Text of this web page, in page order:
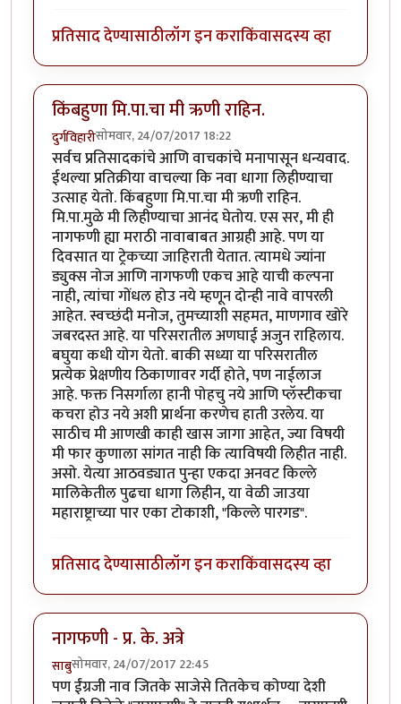
प्रतिसाद देण्यासाठीलॉग इन कराकिंवासदस्य व्हा
किंबहुणा मि.पा.चा मी ऋणी राहिन.
दुर्गविहारीसोमवार, 24/07/2017 18:22
सर्वच प्रतिसादकांचे आणि वाचकांचे मनापासून धन्यवाद.
ईथल्या प्रतिक्रीया वाचल्या कि नवा धागा लिहीण्याचा
उत्साह येतो. किंबहुणा मि.पा.चा मी ऋणी राहिन.
मि.पा.मुळे मी लिहीण्याचा आनंद घेतोय. एस सर, मी ही
नागफणी ह्या मराठी नावाबाबत आग्रही आहे. पण या
दिवसात या ट्रेकच्या जाहिराती येतात. त्यामधे ज्यांना
ड्युक्स नोज आणि नागफणी एकच आहे याची कल्पना
नाही, त्यांचा गोंधल होउ नये म्हणून दोन्ही नावे वापरली
आहेत. स्वच्छंदी मनोज, तुमच्याशी सहमत, माणगाव खोरे
जबरदस्त आहे. या परिसरातील अणघाई अजुन राहिलाय.
बघुया कधी योग येतो. बाकी सध्या या परिसरातील
प्रत्येक प्रेक्षणीय ठिकाणावर गर्दी होते, पण नाईलाज
आहे. फक्त निसर्गाला हानी पोहचु नये आणि प्लॅस्टीकचा
कचरा होउ नये अशी प्रार्थना करणेच हाती उरलेय. या
साठीच मी आणखी काही खास जागा आहेत, ज्या विषयी
मी फार कुणाला सांगत नाही कि त्याविषयी लिहीत नाही.
असो. येत्या आठवड्यात पुन्हा एकदा अनवट किल्ले
मालिकेतील पुढचा धागा लिहीन, या वेळी जाउया
महाराष्ट्राच्या पार एका टोकाशी, "किल्ले पारगड".
प्रतिसाद देण्यासाठीलॉग इन कराकिंवासदस्य व्हा
नागफणी - प्र. के. अत्रे
साबुसोमवार, 24/07/2017 22:45
पण ईंग्रजी नाव जितके साजेसे तितकेच कोण्या देशी